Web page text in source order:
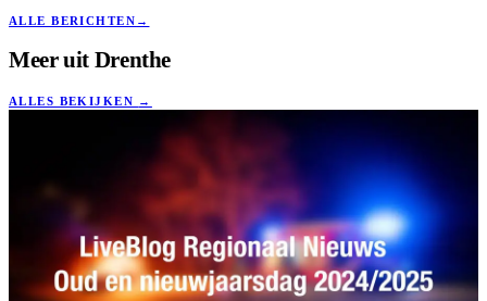
ALLE BERICHTEN →
Meer uit Drenthe
ALLES BEKIJKEN →